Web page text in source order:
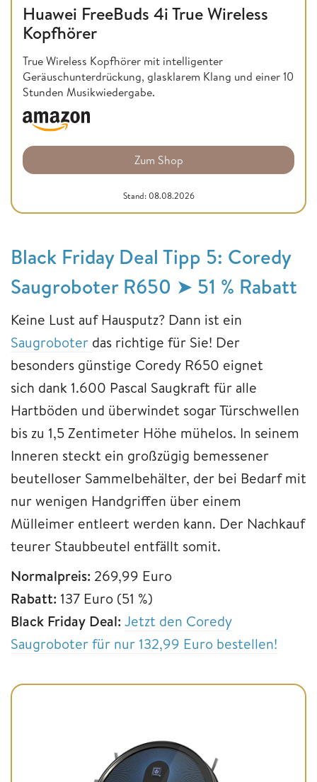
Huawei FreeBuds 4i True Wireless
Kopfhörer
True Wireless Kopfhörer mit intelligenter
Geräuschunterdrückung, glasklarem Klang und einer 10
Stunden Musikwiedergabe.
Zum Shop
Stand: 08.08.2026
Black Friday Deal Tipp 5: Coredy
Saugroboter R650 ➤ 51 % Rabatt
Keine Lust auf Hausputz? Dann ist ein
Saugroboter das richtige für Sie! Der
besonders günstige Coredy R650 eignet
sich dank 1.600 Pascal Saugkraft für alle
Hartböden und überwindet sogar Türschwellen
bis zu 1,5 Zentimeter Höhe mühelos. In seinem
Inneren steckt ein großzügig bemessener
beutelloser Sammelbehälter, der bei Bedarf mit
nur wenigen Handgriffen über einem
Mülleimer entleert werden kann. Der Nachkauf
teurer Staubbeutel entfällt somit.
Normalpreis: 269,99 Euro
Rabatt: 137 Euro (51 %)
Black Friday Deal: Jetzt den Coredy
Saugroboter für nur 132,99 Euro bestellen!